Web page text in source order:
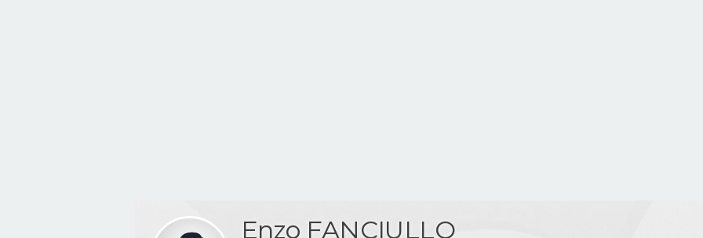
Enzo FANCIULLO